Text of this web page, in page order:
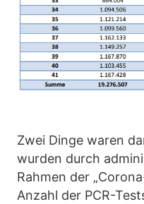
Zwei Dinge waren
wurden durch
Rahmen der
Anzahl der PCR-